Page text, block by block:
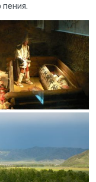
пения.